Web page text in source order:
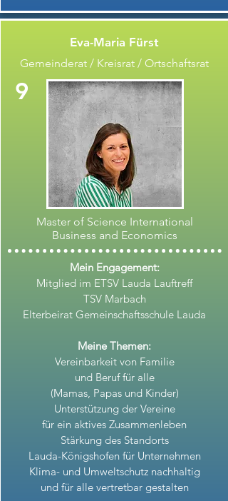
Eva-Maria Fürst
Gemeinderat / Kreisrat / Ortschaftsrat
9
Master of Science International
Business and Economics
Mein Engagement:
Mitglied im ETSV Lauda Lauftreff
TSV Marbach
Elterbeirat Gemeinschaftsschule Lauda
Meine Themen:
Vereinbarkeit von Familie
und Beruf für alle
(Mamas, Papas und Kinder)
Unterstützung der Vereine
für ein aktives Zusammenleben
Stärkung des Standorts
Lauda-Königshofen für Unternehmen
Klima- und Umweltschutz nachhaltig
und für alle vertretbar gestalten